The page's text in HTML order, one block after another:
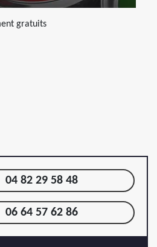
gratuits
04 82 29 58 48
06 64 57 62 86